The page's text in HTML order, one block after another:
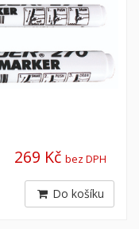
269 Kč bez DPH
Do košíku